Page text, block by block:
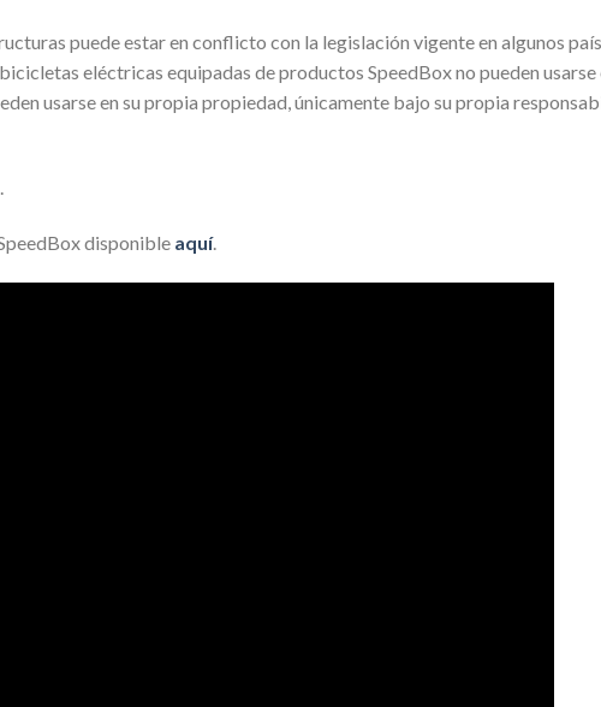
puede estar en conflicto con la legislación vigente en algunos
eléctricas equipadas de productos SpeedBox no pueden
usarse en su propia propiedad, únicamente bajo su propia
disponible aquí.